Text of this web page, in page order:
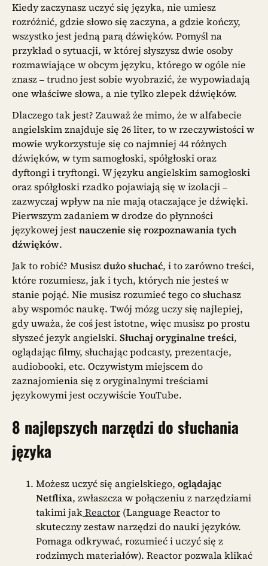
Kiedy zaczynasz uczyć się języka, nie umiesz
rozróżnić, gdzie słowo się zaczyna, a gdzie kończy,
wszystko jest jedną parą dźwięków. Pomyśl na
przykład o sytuacji, w której słyszysz dwie osoby
rozmawiające w obcym języku, którego w ogóle nie
znasz – trudno jest sobie wyobrazić, że wypowiadają
one właściwe słowa, a nie tylko zlepek dźwięków.
Dlaczego tak jest? Zauważ że mimo, że w alfabecie
angielskim znajduje się 26 liter, to w rzeczywistości w
mowie wykorzystuje się co najmniej 44 różnych
dźwięków, w tym samogłoski, spółgłoski oraz
dyftongi i tryftongi. W języku angielskim samogłoski
oraz spółgłoski rzadko pojawiają się w izolacji –
zazwyczaj wpływ na nie mają otaczające je dźwięki.
Pierwszym zadaniem w drodze do płynności
językowej jestnauczenie się rozpoznawania tych
dźwięków.
Jak to robić? Musiszdużo słuchać, i to zarówno treści,
które rozumiesz, jak i tych, których nie jesteś w
stanie pojąć. Nie musisz rozumieć tego co słuchasz
aby wspomóc naukę. Twój mózg uczy się najlepiej,
gdy uważa, że coś jest istotne, więc musisz po prostu
słyszeć jezyk angielski. Słuchaj oryginalne treści,
oglądając filmy, słuchając podcasty, prezentacje,
audiobooki, etc. Oczywistym miejscem do
zaznajomienia się z oryginalnymi treściami
językowymi jest oczywiście YouTube.
8 najlepszych narzędzi do słuchania
języka
Możesz uczyć się angielskiego, oglądając
Netflixa, zwłaszcza w połączeniu z narzędziami
takimi jakReactor (Language Reactor to
skuteczny zestaw narzędzi do nauki języków.
Pomaga odkrywać, rozumieć i uczyć się z
rodzimych materiałów). Reactor pozwala klikać